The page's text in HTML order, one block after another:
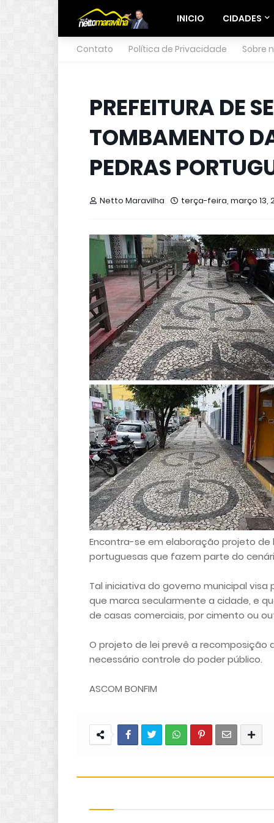
INICIO CIDADES
Contato Política de Privacidade Sobre
PREFEITURA DE
TOMBAMENTO
PEDRAS
Netto Maravilha terça-feira, março 13,
Encontra-se em elaboração projeto
portuguesas que fazem parte do
Tal iniciativa do governo municipal
que marca secularmente a cidade, e
de casas comerciais, por cimento ou
O projeto de lei prevê a recomposição
necessário controle do poder público.
ASCOM BONFIM